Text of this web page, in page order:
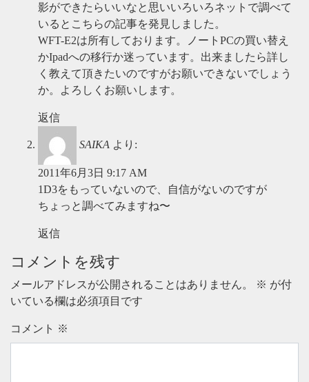
影ができたらいいなと思いいろいろネットで調べて
いるとこちらの記事を発見しました。
WFT-E2は所有しております。ノートPCの買い替え
かIpadへの移行か迷っています。出来ましたら詳し
く教えて頂きたいのですがお願いできないでしょう
か。よろしくお願いします。
返信
SAIKA より:
2011年6月3日 9:17 AM
1D3をもっていないので、自信がないのですが
ちょっと調べてみますね〜
返信
コメントを残す
メールアドレスが公開されることはありません。 ※ が付
いている欄は必須項目です
コメント ※